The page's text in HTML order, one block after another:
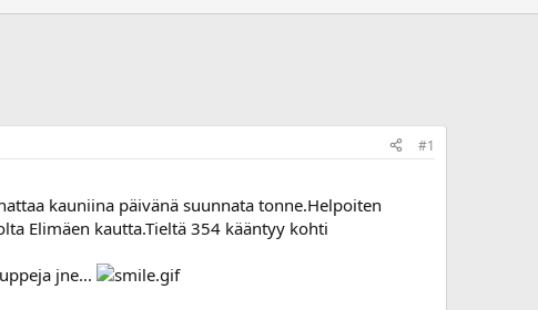
#1
kauniina päivänä suunnata tonne.Helpoiten
Elimäen kautta.Tieltä 354 kääntyy kohti
jne...